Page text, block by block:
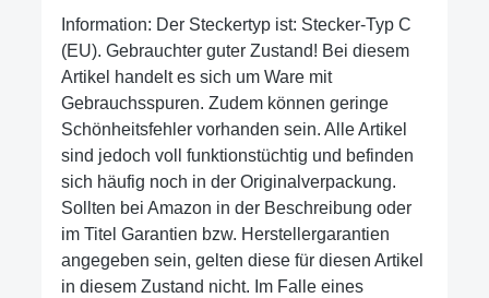
Information: Der Steckertyp ist: Stecker-Typ C
(EU). Gebrauchter guter Zustand! Bei diesem
Artikel handelt es sich um Ware mit
Gebrauchsspuren. Zudem können geringe
Schönheitsfehler vorhanden sein. Alle Artikel
sind jedoch voll funktionstüchtig und befinden
sich häufig noch in der Originalverpackung.
Sollten bei Amazon in der Beschreibung oder
im Titel Garantien bzw. Herstellergarantien
angegeben sein, gelten diese für diesen Artikel
in diesem Zustand nicht. Im Falle eines